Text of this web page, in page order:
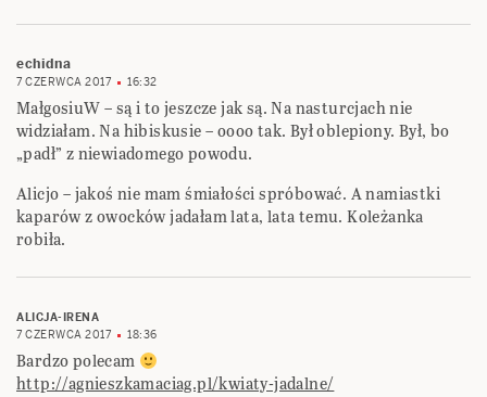
echidna
7 CZERWCA 2017 16:32
MałgosiuW – są i to jeszcze jak są. Na nasturcjach nie
widziałam. Na hibiskusie – oooo tak. Był oblepiony. Był, bo
„padł” z niewiadomego powodu.
Alicjo – jakoś nie mam śmiałości spróbować. A namiastki
kaparów z owocków jadałam lata, lata temu. Koleżanka
robiła.
ALICJA-IRENA
7 CZERWCA 2017
18:36
Bardzo polecam
http://agnieszkamaciag.pl/kwiaty-jadalne/